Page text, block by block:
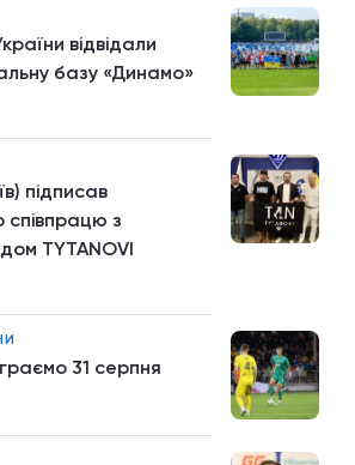
відвідали
базу «Динамо»
підписав
з
TYTANOVI
31 серпня